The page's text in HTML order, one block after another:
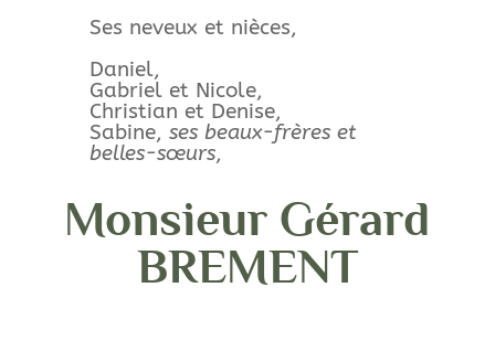
Ses neveux et nièces,
Daniel,
Gabriel et Nicole,
Christian et Denise,
Sabine, ses beaux-frères et
belles-sœurs,
Monsieur Gérard
BREMENT